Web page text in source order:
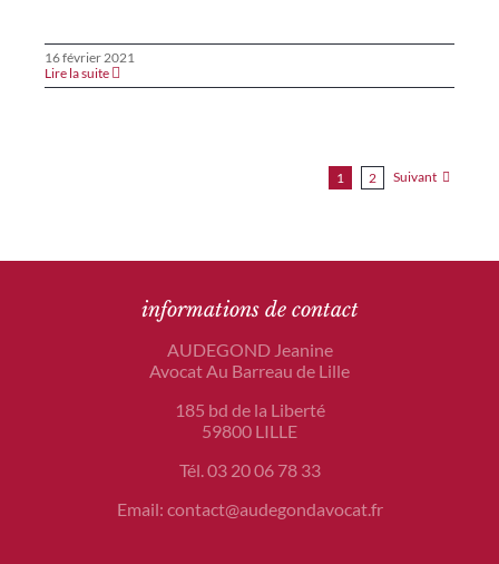
16 février 2021
Lire la suite
1 2 Suivant
informations de contact
AUDEGOND Jeanine
Avocat Au Barreau de Lille
185 bd de la Liberté
59800 LILLE
Tél. 03 20 06 78 33
Email: contact@audegondavocat.fr